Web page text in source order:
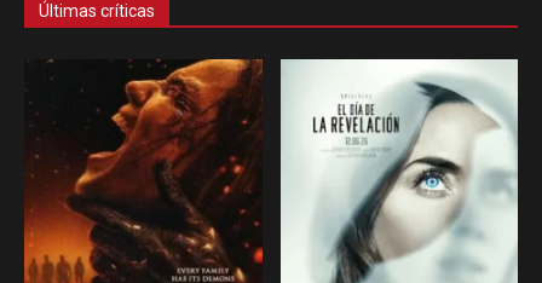
Últimas críticas